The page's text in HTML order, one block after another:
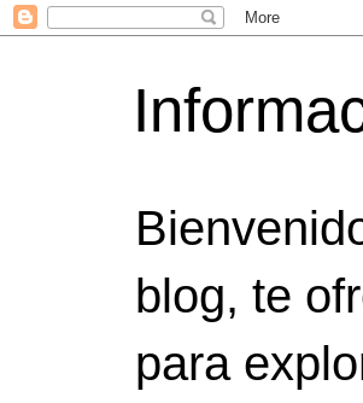
blog, te
para